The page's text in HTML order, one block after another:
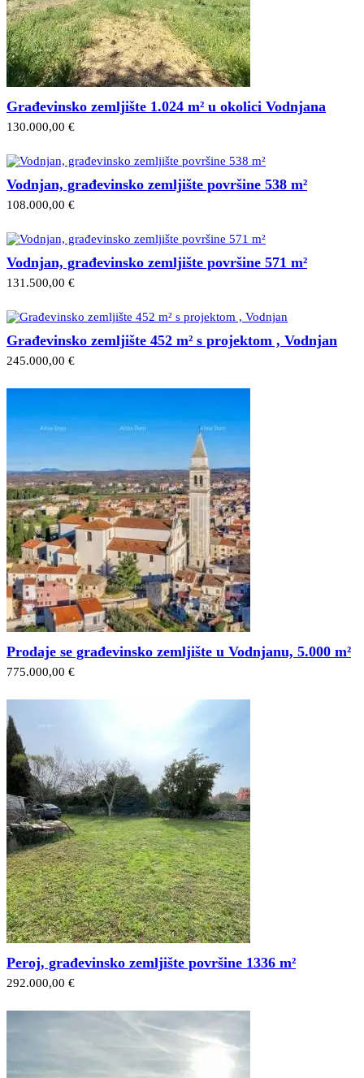
Građevinsko zemljište 1.024 m² u okolici Vodnjana
130.000,00 €
Vodnjan, građevinsko zemljište površine 538 m²
108.000,00 €
Vodnjan, građevinsko zemljište površine 571 m²
131.500,00 €
Građevinsko zemljište 452 m² s projektom , Vodnjan
245.000,00 €
Prodaje se građevinsko zemljište u Vodnjanu, 5.000 m²
775.000,00 €
Peroj, građevinsko zemljište površine 1336 m²
292.000,00 €